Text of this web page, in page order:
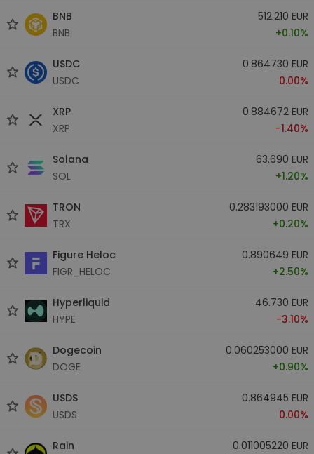
BNB
BNB
512.210 EUR
+0.10%
USDC
USDC
0.864730 EUR
0.00%
XRP
XRP
0.884672 EUR
-1.40%
Solana
SOL
63.690 EUR
+1.20%
TRON
TRX
0.283193000 EUR
+0.20%
Figure Heloc
FIGR_HELOC
0.890649 EUR
+2.50%
Hyperliquid
HYPE
46.730 EUR
-3.10%
Dogecoin
DOGE
0.060253000 EUR
+0.90%
USDS
USDS
0.864945 EUR
0.00%
Rain
0.011005220 EUR